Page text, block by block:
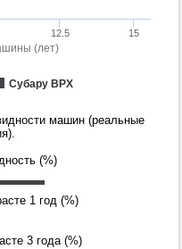
(лет)
Субару ВРХ
12.5 15
машин (реальные
(%)
1 год (%)
3 года (%)